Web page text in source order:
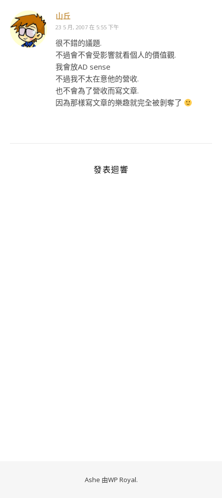
山丘
23 5 月, 2007 在 5:55 下午
很不錯的議題.
不過會不會受影響就看個人的價值觀.
我會放AD sense
不過我不太在意他的營收.
也不會為了營收而寫文章.
因為那樣寫文章的樂趣就完全被剝奪了
發表迴響
Ashe 由WP Royal.